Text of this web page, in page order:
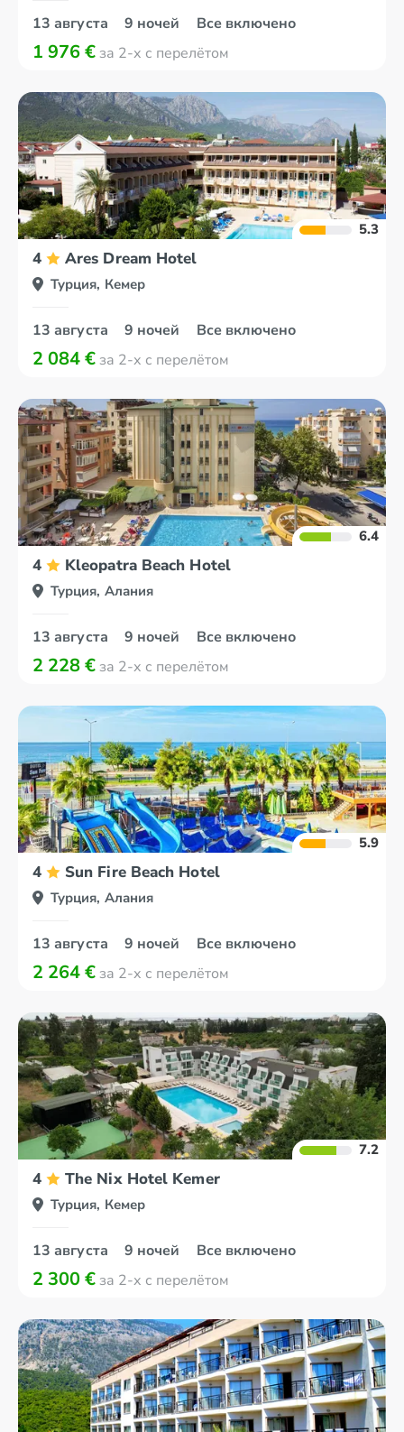
13 августа 9 ночей Все включено
1 976 € за 2-х с перелётом
5.3
4 Ares Dream Hotel
Турция, Кемер
13 августа 9 ночей Все включено
2 084 € за 2-х с перелётом
6.4
4 Kleopatra Beach Hotel
Турция, Алания
13 августа 9 ночей Все включено
2 228 € за 2-х с перелётом
5.9
4 Sun Fire Beach Hotel
Турция, Алания
13 августа 9 ночей Все включено
2 264 € за 2-х с перелётом
7.2
4 The Nix Hotel Kemer
Турция, Кемер
13 августа 9 ночей Все включено
2 300 € за 2-х с перелётом